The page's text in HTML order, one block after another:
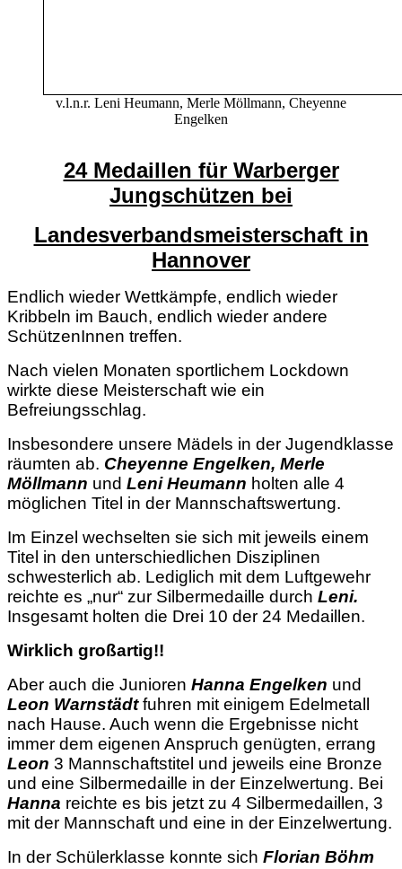
v.l.n.r. Leni Heumann, Merle Möllmann, Cheyenne
Engelken
24 Medaillen für Warberger
Jungschützen bei
Landesverbandsmeisterschaft in
Hannover
Endlich wieder Wettkämpfe, endlich wieder
Kribbeln im Bauch, endlich wieder andere
SchützenInnen treffen.
Nach vielen Monaten sportlichem Lockdown
wirkte diese Meisterschaft wie ein
Befreiungsschlag.
Insbesondere unsere Mädels in der Jugendklasse
räumten ab. Cheyenne Engelken, Merle
Möllmann und Leni Heumann holten alle 4
möglichen Titel in der Mannschaftswertung.
Im Einzel wechselten sie sich mit jeweils einem
Titel in den unterschiedlichen Disziplinen
schwesterlich ab. Lediglich mit dem Luftgewehr
reichte es „nur“ zur Silbermedaille durch Leni.
Insgesamt holten die Drei 10 der 24 Medaillen.
Wirklich großartig!!
Aber auch die Junioren Hanna Engelken und
Leon Warnstädtfuhren mit einigem Edelmetall
nach Hause. Auch wenn die Ergebnisse nicht
immer dem eigenen Anspruch genügten, errang
Leon 3 Mannschaftstitel und jeweils eine Bronze
und eine Silbermedaille in der Einzelwertung. Bei
Hanna reichte es bis jetzt zu 4 Silbermedaillen, 3
mit der Mannschaft und eine in der Einzelwertung.
In der Schülerklasse konnte sich Florian Böhm